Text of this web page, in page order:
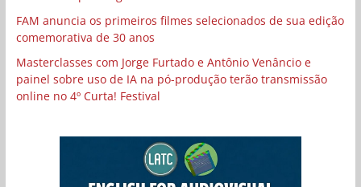
FAM anuncia os primeiros filmes selecionados de sua edição
comemorativa de 30 anos
Masterclasses com Jorge Furtado e Antônio Venâncio e
painel sobre uso de IA na pó-produção terão transmissão
online no 4º Curta! Festival